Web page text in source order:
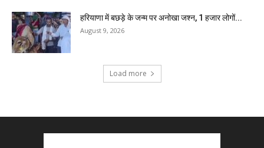
हरियाणा में बछड़े के जन्म पर अनोखा जश्न, 1 हजार लोगों...
August 9, 2026
Load more